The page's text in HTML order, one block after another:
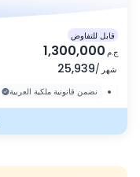
قابل للتفاوض
1,300,000 ج.م
25,939/ شهر
نضمن قانونية ملكية العربية •